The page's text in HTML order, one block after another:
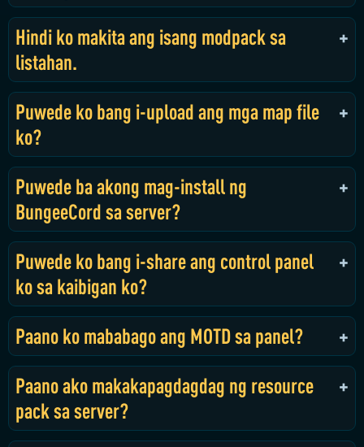
Hindi ko makita ang isang modpack sa
listahan.
Puwede ko bang i-upload ang mga map file
ko?
Puwede ba akong mag-install ng
BungeeCord sa server?
Puwede ko bang i-share ang control panel
ko sa kaibigan ko?
Paano ko mababago ang MOTD sa panel?
Paano ako makakapagdagdag ng resource
pack sa server?